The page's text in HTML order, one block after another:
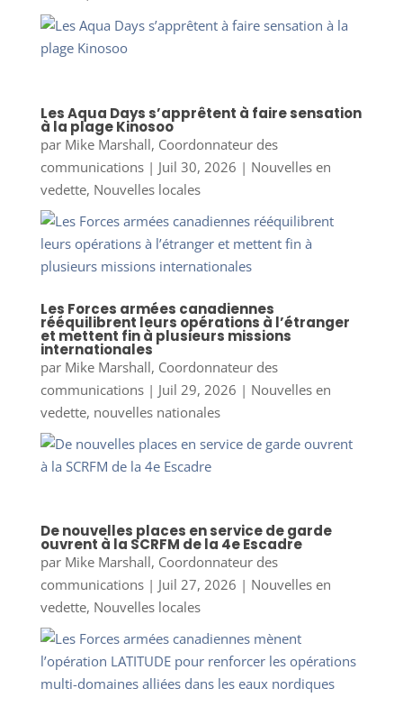
Les Aqua Days s’apprêtent à faire sensation
à la plage Kinosoo
par Mike Marshall, Coordonnateur des
communications| Juil 30, 2026 | Nouvelles en
vedette, Nouvelles locales
Les Forces armées canadiennes
rééquilibrent leurs opérations à l’étranger
et mettent fin à plusieurs missions
internationales
par Mike Marshall, Coordonnateur des
communications| Juil 29, 2026 | Nouvelles en
vedette, nouvelles nationales
De nouvelles places en service de garde
ouvrent à la SCRFM de la 4e Escadre
par Mike Marshall, Coordonnateur des
communications| Juil 27, 2026 | Nouvelles en
vedette, Nouvelles locales